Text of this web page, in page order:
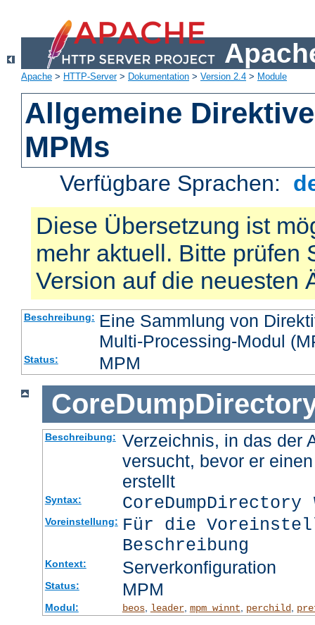
Apache > HTTP-Server> Dokumentation > Version 2.4 > Module
Allgemeine
MPMs
Verfügbare Sprachen:
Diese Übersetzung ist
mehr aktuell. Bitte prüfen
Version auf die neuesten
Beschreibung: Eine Sammlung von
Multi-Processing-Modul
Status: MPM
Beschreibung:
Verzeichnis, in das der
versucht, bevor er
erstellt
Syntax: CoreDumpDirectory
Voreinstellung: Für die
Beschreibung
Kontext: Serverkonfiguration
Status: MPM
Modul: beos, leader, mpm_winnt perchild,